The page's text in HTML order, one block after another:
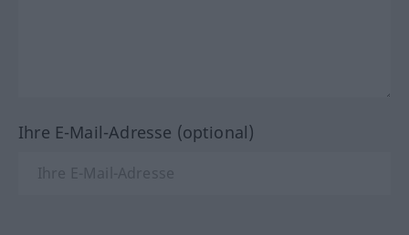
Ihre E-Mail-Adresse (optional)